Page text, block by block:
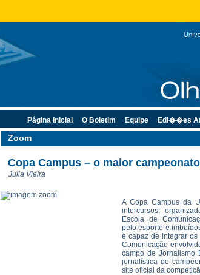
Zoom
Copa Campus – o maior
Julia Vieira
A Copa Campus da
intercursos,
Escola de
pelo esporte e
é capaz de integrar
Comunicação
campo de Jornalismo
jornalística do
site oficial da
Página Inicial O Boletim Equipe Edi��es